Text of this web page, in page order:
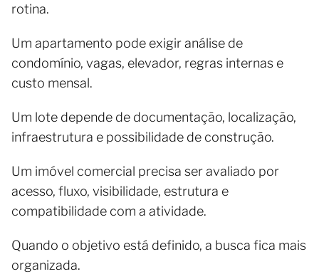
rotina.
Um apartamento pode exigir análise de
condomínio, vagas, elevador, regras internas e
custo mensal.
Um lote depende de documentação, localização,
infraestrutura e possibilidade de construção.
Um imóvel comercial precisa ser avaliado por
acesso, fluxo, visibilidade, estrutura e
compatibilidade com a atividade.
Quando o objetivo está definido, a busca fica mais
organizada.